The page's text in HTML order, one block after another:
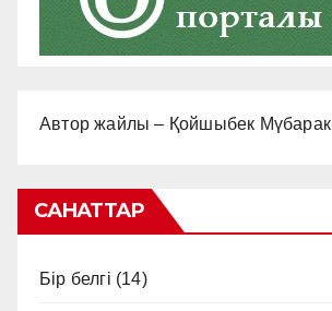
Автор жайлы – Қойшыбек Мүбарак
САНАТТАР
Бір белгі (14)